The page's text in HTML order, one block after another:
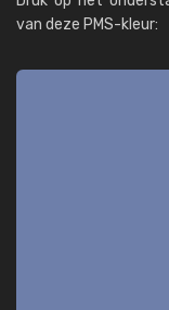
van deze PMS-kleur: